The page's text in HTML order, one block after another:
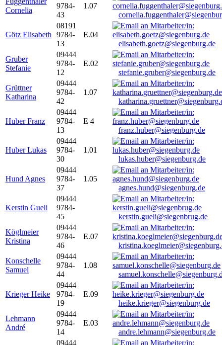
Cornelia
9784-
43
1.07
Götz Elisabeth
08191
9784-
13
E.04
elisabeth.goetz@siegenburg.de
Gruber
Stefanie
09444
9784-
12
E.02
stefanie.gruber@siegenburg.de
Grüttner
Katharina
09444
9784-
42
1.07
Huber Franz
09444
9784-
13
E 4
franz.huber@siegenburg.de
Huber Lukas
09444
9784-
30
1.01
lukas.huber@siegenburg.de
Hund Agnes
09444
9784-
37
1.05
agnes.hund@siegenburg.de
Kerstin Gueli
09444
9784-
45
kerstin.gueli@siegenbrug.de
Köglmeier
Kristina
09444
9784-
46
E.07
Konschelle
Samuel
09444
9784-
44
1.08
Krieger Heike
09444
9784-
19
E.09
heike.krieger@siegenburg.de
Lehmann
André
09444
9784-
14
E.03
andre.lehmann@siegenburg.de
09444